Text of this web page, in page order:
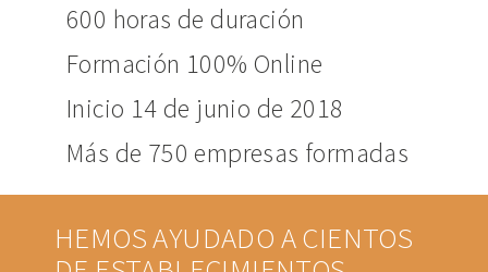
600 horas de duración
Formación 100% Online
Inicio 14 de junio de 2018
Más de 750 empresas formadas
HEMOS AYUDADO A CIENTOS